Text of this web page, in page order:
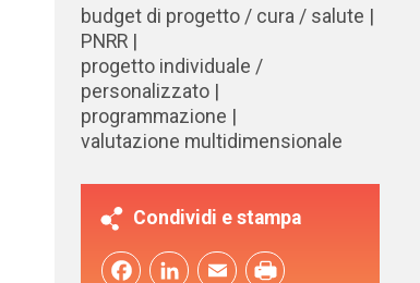
budget di progetto / cura / salute
PNRR
progetto individuale /
personalizzato
programmazione
valutazione multidimensionale
Condividi e stampa
FacebookLinkedInEmail